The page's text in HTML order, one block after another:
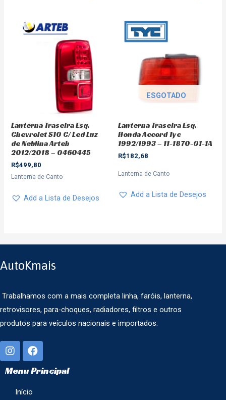
Lanterna Traseira Esq.
Chevrolet S10 C/ Led Luz
de Neblina Arteb
2012/2018 – 0460445
R$499,80
Lanterna de Canto
Add a Lista de Desejos
ESGOTADO
Lanterna Traseira Esq.
Honda Accord Tyc
1992/1993 – 11-1870-01-1A
R$182,68
Lanterna de Canto
Add a Lista de Desejos
AutoKmais
Trabalhamos com a mais completa linha, faróis, lanterna,
retrovisores, para-choques, radiadores, filtros e outros
produtos para veículos nacionais e importados.
Menu Principal
Início